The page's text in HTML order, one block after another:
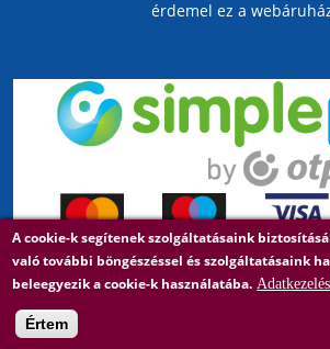
A cookie-k segítenek szolgáltatásaink
való további böngészéssel és szolgáltatásaink
beleegyezik a cookie-k használatába.
Értem